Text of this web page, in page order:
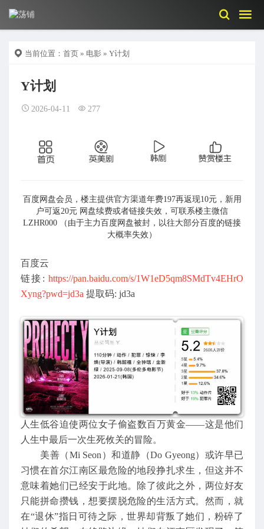
当前位置： 首页 » 电影 » Y计划
Y计划
2026-04-11 277
百度网盘会员，楼主提供官方渠道年费197再返现10元，新用
户可返20元 网盘续费或者链接失效，可联系楼主微信
LZHR000 （由于主力百度网盘被封，以往大部分百度的链接
大概率失效）
百度云
链接: https://pan.baidu.com/s/1W1eD5qm8SMdTv4EHrO
Xyng?pwd=jd3a 提取码: jd3a
人生低谷迫使两位女子偷盗数百万黄金——这是他们
人生中最后一次生死攸关的冒险。
美善（Mi Seon）和道静（Do Gyeong）或许早已
习惯在首尔江南区最危险的地段挣扎求生，但这并不
意味着她们已经安于此地。除了彼此之外，两位好友
只能拼命攒钱，想要摆脱危险的生活方式。然而，就
在“退休”指日可待之际，世界却背叛了她们，粉碎了